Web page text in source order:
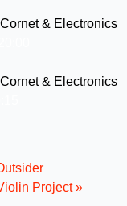
& Electronics
& Electronics
Project»